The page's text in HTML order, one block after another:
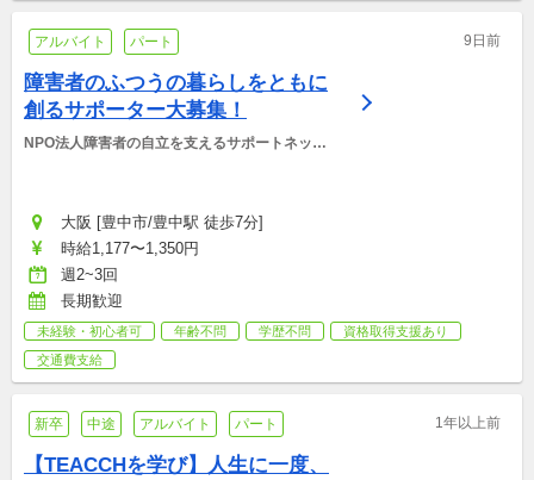
アルバイト パート 9日前
障害者のふつうの暮らしをともに
創るサポーター大募集！
NPO法人障害者の自立を支えるサポートネット
大阪 [豊中市/豊中駅 徒歩7分]
時給1,177〜1,350円
週2~3回
長期歓迎
未経験・初心者可 年齢不問 学歴不問
資格取得支援あり
交通費支給
新卒 中途 アルバイト パート 1年以上前
【TEACCHを学び】人生に一度、